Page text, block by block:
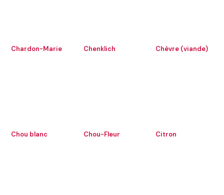
Chardon-Marie Chenklich Chèvre (viande)
Chou blanc Chou-Fleur Citron